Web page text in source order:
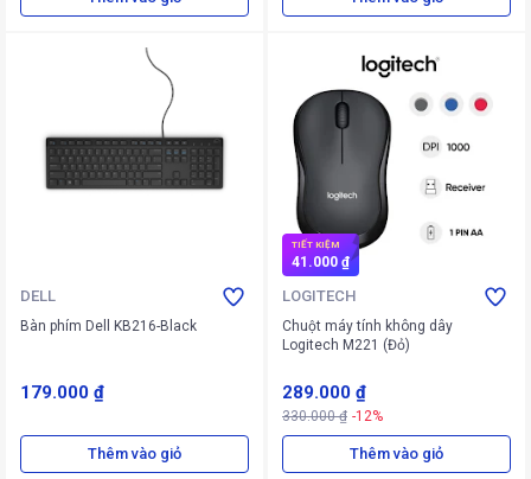
DELL
Bàn phím Dell KB216-Black
179.000 ₫
Thêm vào giỏ
TIẾT KIỆM
41.000 ₫
LOGITECH
Chuột máy tính không dây
Logitech M221 (Đỏ)
289.000 ₫
330.000 ₫ -12%
Thêm vào giỏ